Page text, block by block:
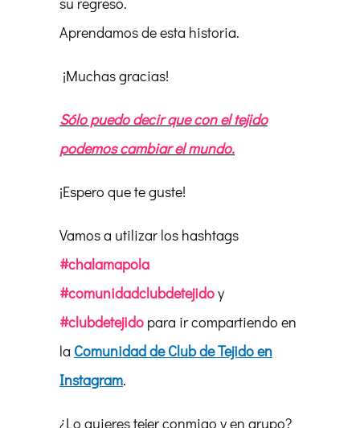
Aprendamos de esta historia.
¡Muchas gracias!
Sólo puedo decir que con el tejido
podemos cambiar el mundo.
¡Espero que te guste!
Vamos a utilizar los hashtags
#chalamapola
#comunidadclubdetejidoy
#clubdetejido para ir compartiendo en
la Comunidad de Club de Tejido en
Instagram.
¿Lo quieres tejer conmigo y en grupo?